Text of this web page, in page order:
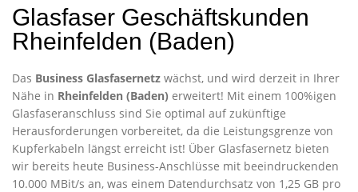
Glasfaser Geschäftskunden
Rheinfelden (Baden)
Das Business Glasfasernetz wächst, und wird derzeit in Ihrer
Nähe in Rheinfelden (Baden) erweitert! Mit einem 100%igen
Glasfaseranschluss sind Sie optimal auf zukünftige
Herausforderungen vorbereitet, da die Leistungsgrenze von
Kupferkabeln längst erreicht ist! Über Glasfasernetz bieten
wir bereits heute Business-Anschlüsse mit beeindruckenden
10.000 MBit/s an, was einem Datendurchsatz von 1,25 GB pro